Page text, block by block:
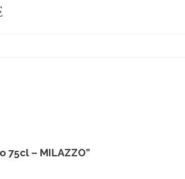
75cl – MILAZZO”